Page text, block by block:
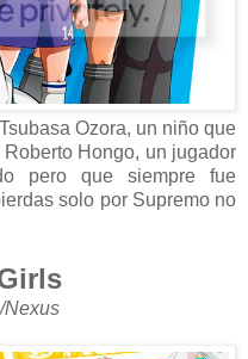
Ozora, un niño que
Hongo, un jugador
pero que siempre fue
solo por Supremo no
Nexus